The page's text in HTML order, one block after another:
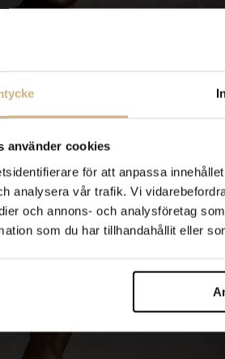
använder cookies
för att anpassa
analysera vår trafik. Vi
och annons- och analysföretag
som du har tillhandahållit eller